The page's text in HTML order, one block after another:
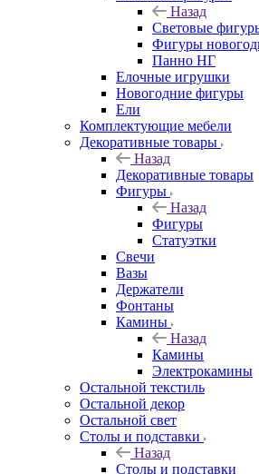
Назад
Световые
Фигуры
Панно НГ
Елочные игрушки
Новогодние фигуры
Ели
Комплектующие мебели
Декоративные товары
Назад
Декоративные товары
Фигуры
Назад
Фигуры
Статуэтки
Свечи
Вазы
Держатели
Фонтаны
Камины
Назад
Камины
Электрокамины
Остальной текстиль
Остальной декор
Остальной свет
Столы и подставки
Назад
Столы и подставки